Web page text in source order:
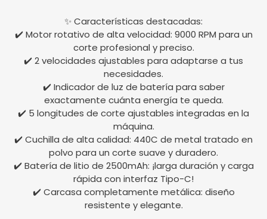
✨ Características destacadas:
✔️ Motor rotativo de alta velocidad: 9000 RPM para un
corte profesional y preciso.
✔️ 2 velocidades ajustables para adaptarse a tus
necesidades.
✔️ Indicador de luz de batería para saber
exactamente cuánta energía te queda.
✔️ 5 longitudes de corte ajustables integradas en la
máquina.
✔️ Cuchilla de alta calidad: 440C de metal tratado en
polvo para un corte suave y duradero.
✔️ Batería de litio de 2500mAh: ¡larga duración y carga
rápida con interfaz Tipo-C!
✔️ Carcasa completamente metálica: diseño
resistente y elegante.